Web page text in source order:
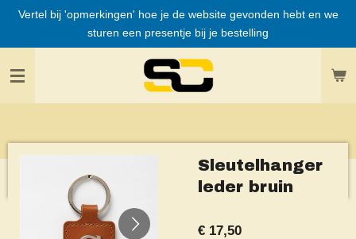
Ga
de
Vertel bij 'opmerkingen' hoe je de website gevonden hebt en we
sturen een presentje bij je bestelling
Sleutelhanger
leder bruin
€ 17,50